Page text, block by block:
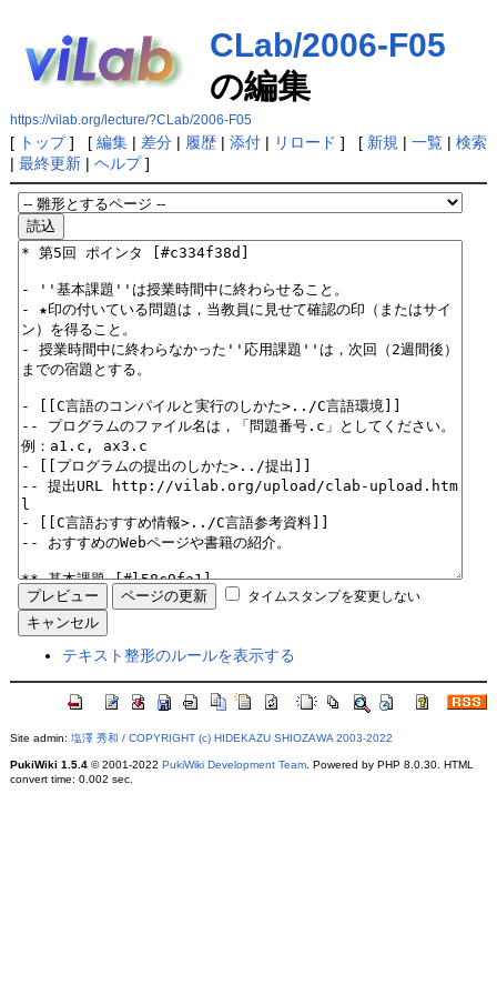
CLab/2006-F05
の編集
https://vilab.org/lecture/?CLab/2006-F05
[ トップ] [ 編集| 差分| 履歴| 添付| リロード ] [ 新規 | 一覧| 検索
| 最終更新| ヘルプ]
タイムスタンプを変更しない
テキスト整形のルールを表示する
Site admin: 塩澤 秀和 / COPYRIGHT (c) HIDEKAZU SHIOZAWA 2003-2022
PukiWiki 1.5.4© 2001-2022 PukiWiki Development Team. Powered by PHP 8.0.30. HTML
convert time: 0.002 sec.